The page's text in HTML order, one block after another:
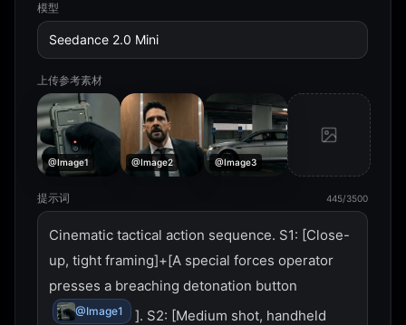
模型
Seedance 2.0 Mini
上传参考素材
@Image1 @Image2 @Image3
提示词 445/3500
Cinematic tactical action sequence. S1: [Close-
up, tight framing]+[A special forces operator
presses a breaching detonation button
@Image1
]. S2: [Medium shot, handheld